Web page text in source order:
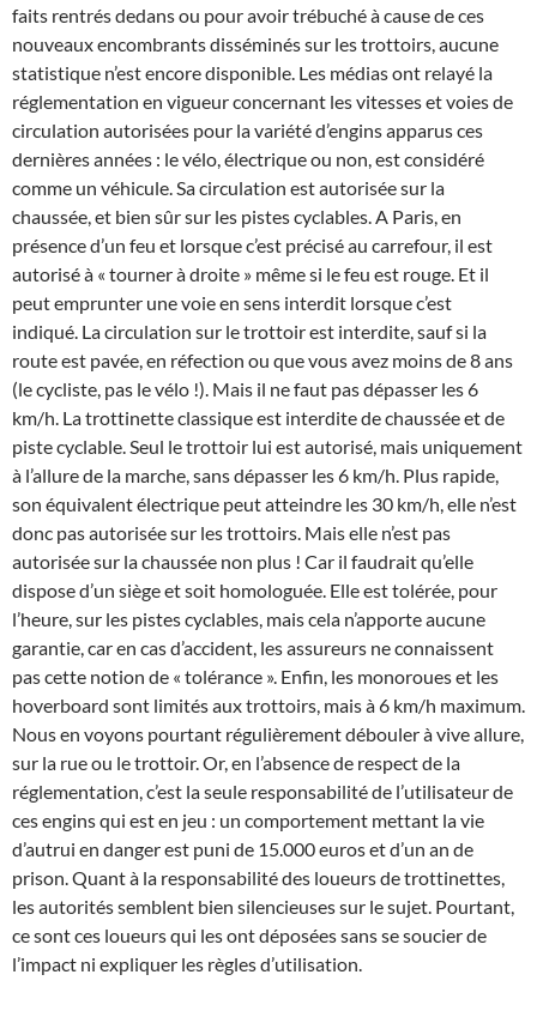
faits rentrés dedans ou pour avoir trébuché à cause de ces
nouveaux encombrants disséminés sur les trottoirs, aucune
statistique n’est encore disponible. Les médias ont relayé la
réglementation en vigueur concernant les vitesses et voies de
circulation autorisées pour la variété d’engins apparus ces
dernières années : le vélo, électrique ou non, est considéré
comme un véhicule. Sa circulation est autorisée sur la
chaussée, et bien sûr sur les pistes cyclables. A Paris, en
présence d’un feu et lorsque c’est précisé au carrefour, il est
autorisé à « tourner à droite » même si le feu est rouge. Et il
peut emprunter une voie en sens interdit lorsque c’est
indiqué. La circulation sur le trottoir est interdite, sauf si la
route est pavée, en réfection ou que vous avez moins de 8 ans
(le cycliste, pas le vélo !). Mais il ne faut pas dépasser les 6
km/h. La trottinette classique est interdite de chaussée et de
piste cyclable. Seul le trottoir lui est autorisé, mais uniquement
à l’allure de la marche, sans dépasser les 6 km/h. Plus rapide,
son équivalent électrique peut atteindre les 30 km/h, elle n’est
donc pas autorisée sur les trottoirs. Mais elle n’est pas
autorisée sur la chaussée non plus ! Car il faudrait qu’elle
dispose d’un siège et soit homologuée. Elle est tolérée, pour
l’heure, sur les pistes cyclables, mais cela n’apporte aucune
garantie, car en cas d’accident, les assureurs ne connaissent
pas cette notion de « tolérance ». Enfin, les monoroues et les
hoverboard sont limités aux trottoirs, mais à 6 km/h maximum.
Nous en voyons pourtant régulièrement débouler à vive allure,
sur la rue ou le trottoir. Or, en l’absence de respect de la
réglementation, c’est la seule responsabilité de l’utilisateur de
ces engins qui est en jeu : un comportement mettant la vie
d’autrui en danger est puni de 15.000 euros et d’un an de
prison. Quant à la responsabilité des loueurs de trottinettes,
les autorités semblent bien silencieuses sur le sujet. Pourtant,
ce sont ces loueurs qui les ont déposées sans se soucier de
l’impact ni expliquer les règles d’utilisation.